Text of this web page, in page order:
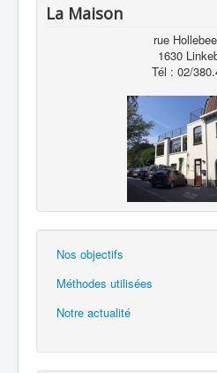
La Maison
rue
1630
Tél : 02/
Nos objectifs
Méthodes utilisées
Notre actualité